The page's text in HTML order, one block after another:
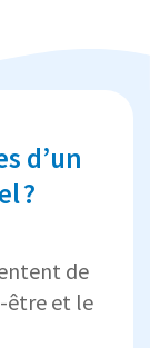
d’un
?
de
être et le